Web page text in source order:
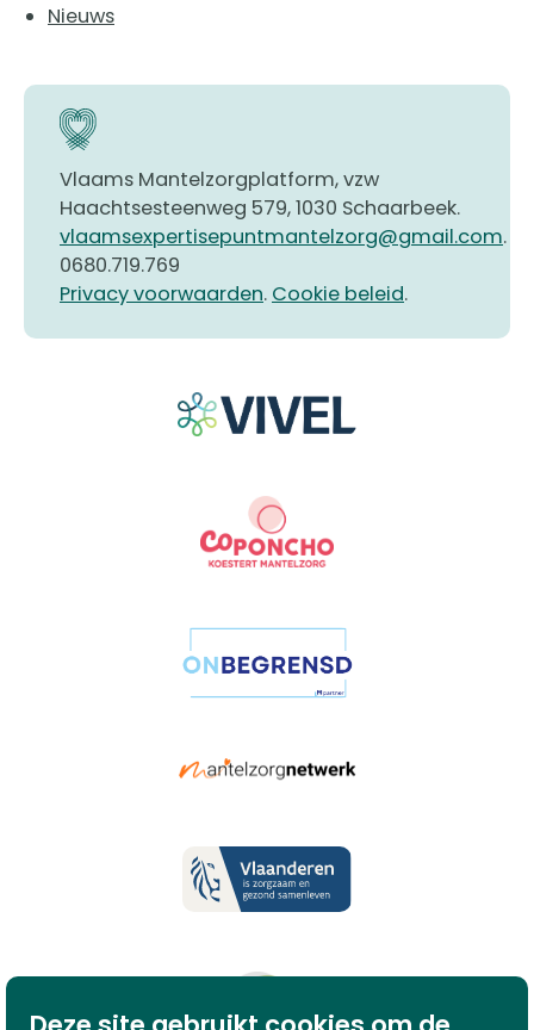
Nieuws
Vlaams Mantelzorgplatform, vzw
Haachtsesteenweg 579, 1030 Schaarbeek.
vlaamsexpertisepuntmantelzorg@gmail.com.
0680.719.769
Privacy voorwaarden. Cookie beleid.